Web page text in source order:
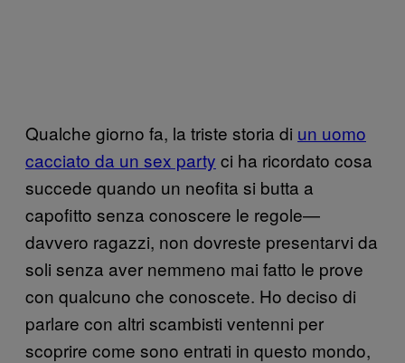
Qualche giorno fa, la triste storia di un uomo
cacciato da un sex party ci ha ricordato cosa
succede quando un neofita si butta a
capofitto senza conoscere le regole—
davvero ragazzi, non dovreste presentarvi da
soli senza aver nemmeno mai fatto le prove
con qualcuno che conoscete. Ho deciso di
parlare con altri scambisti ventenni per
scoprire come sono entrati in questo mondo,